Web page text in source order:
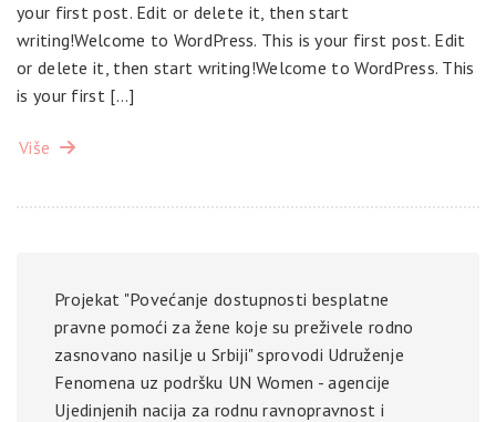
your first post. Edit or delete it, then start
writing!Welcome to WordPress. This is your first post. Edit
or delete it, then start writing!Welcome to WordPress. This
is your first […]
Više
Projekat "Povećanje dostupnosti besplatne
pravne pomoći za žene koje su preživele rodno
zasnovano nasilje u Srbiji" sprovodi Udruženje
Fenomena uz podršku UN Women - agencije
Ujedinjenih nacija za rodnu ravnopravnost i